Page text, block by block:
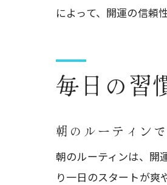
によって、開運の信頼
毎日の習
朝のルーティン
朝のルーティンは、開
り一日のスタートが爽